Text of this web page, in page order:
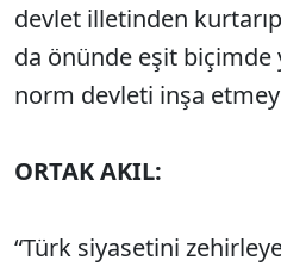
devlet illetinden
da önünde eşit
norm devleti inşa
ORTAK AKIL:
“Türk siyasetini